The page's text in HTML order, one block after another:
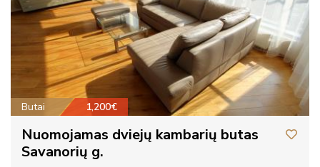
Butai 1,200€
Nuomojamas dviejų kambarių butas
Savanorių g.